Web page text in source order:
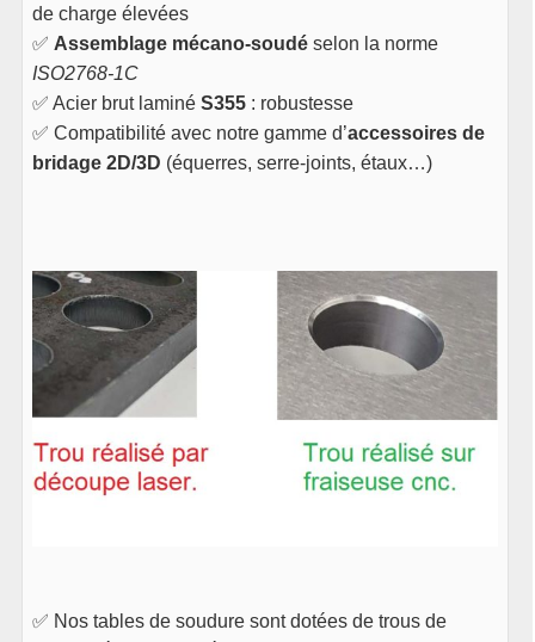
de charge élevées
✅ Assemblage mécano-soudé selon la norme
ISO2768-1C
✅ Acier brut laminéS355 : robustesse
✅ Compatibilité avec notre gamme d’accessoires de
bridage 2D/3D (équerres, serre-joints, étaux…)
✅ Nos tables de soudure sont dotées de trous de